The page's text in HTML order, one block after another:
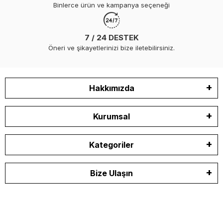
Binlerce ürün ve kampanya seçeneği
7 / 24 DESTEK
Öneri ve şikayetlerinizi bize iletebilirsiniz.
Hakkımızda
Kurumsal
Kategoriler
Bize Ulaşın